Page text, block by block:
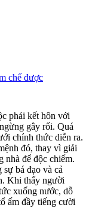
chế được
phải kết hôn với
gây rối. Quá
chính thức diễn ra.
đó, thay vì giải
nhà để độc chiếm.
bá đạo và cả
Khi thấy người
xuống nước, dỗ
ấm đầy tiếng cười